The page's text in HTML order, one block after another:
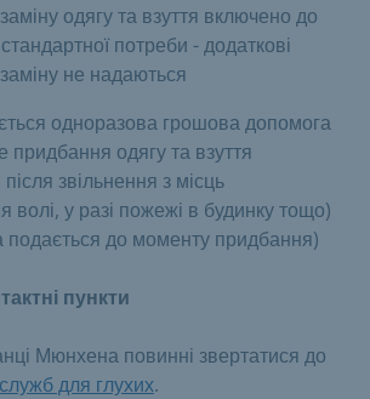
одягу та взуття включено до
потреби - додаткові
не надаються
одноразова грошова допомога
придбання одягу та взуття
звільнення з місць
волі, у разі пожежі в будинку тощо)
подається до моменту придбання)
пункти
Мюнхена повинні звертатися до
для глухих.